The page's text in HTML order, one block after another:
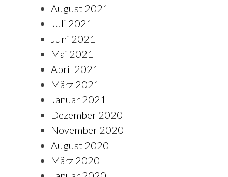
August 2021
Juli 2021
Juni 2021
Mai 2021
April 2021
März 2021
Januar 2021
Dezember 2020
November 2020
August 2020
März 2020